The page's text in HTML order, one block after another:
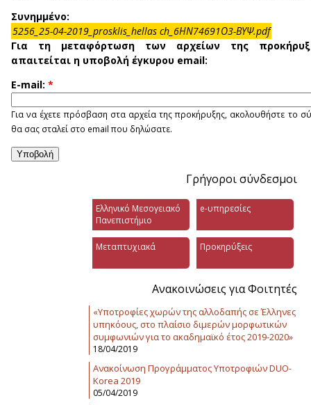
Συνημμένο:
5256_25-04-2019_prosklis_hellas ch_6ΗΝ74691Ο3-ΒΥΨ.pdf
Για τη μεταφόρτωση των αρχείων της
απαιτείται η υποβολή έγκυρου email:
E-mail: *
Για να έχετε πρόσβαση στα αρχεία της προκήρυξης, ακολουθήστε το
θα σας σταλεί στο email που δηλώσατε.
Γρήγοροι σύνδεσμοι
Ελληνικό Μεσογειακό
Πανεπιστήμιο
e-υπηρεσίες
Μεταπτυχιακά Προκηρύξεις
Ανακοινώσεις για Φοιτητές
«Υποτροφίες χωρών της αλλοδαπής σε Έλληνες
υπηκόους, στο πλαίσιο διμερών μορφωτικών
συμφωνιών για το ακαδημαϊκό έτος 2019-2020»
18/04/2019
Ανακοίνωση Προγράμματος Υποτροφιών DUO-
Korea 2019
05/04/2019